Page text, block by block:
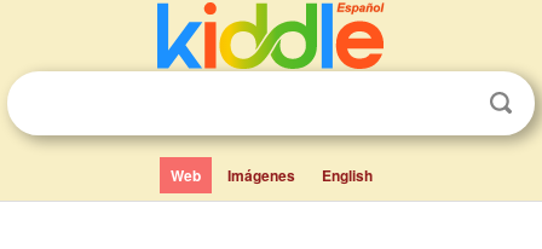
Web Imágenes English